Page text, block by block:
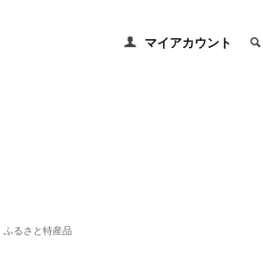
マイアカウント
ふるさと特産品